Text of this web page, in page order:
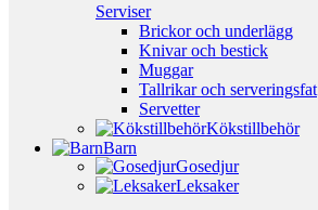
Serviser
Brickor och underlägg
Knivar och bestick
Muggar
Tallrikar och serveringsfat
Servetter
Kökstillbehör
Barn
Gosedjur
Leksaker